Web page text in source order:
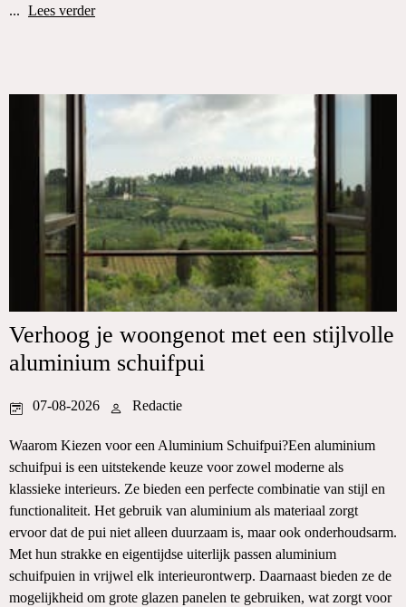
... Lees verder
Verhoog je woongenot met een stijlvolle
aluminium schuifpui
07-08-2026 Redactie
Waarom Kiezen voor een Aluminium Schuifpui?Een aluminium
schuifpui is een uitstekende keuze voor zowel moderne als
klassieke interieurs. Ze bieden een perfecte combinatie van stijl en
functionaliteit. Het gebruik van aluminium als materiaal zorgt
ervoor dat de pui niet alleen duurzaam is, maar ook onderhoudsarm.
Met hun strakke en eigentijdse uiterlijk passen aluminium
schuifpuien in vrijwel elk interieurontwerp. Daarnaast bieden ze de
mogelijkheid om grote glazen panelen te gebruiken, wat zorgt voor